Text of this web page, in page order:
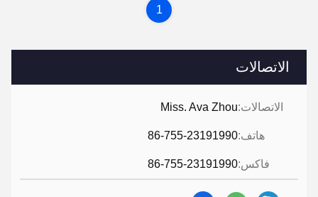
الاتصالات
الاتصالات:Miss. Ava Zhou
هاتف:86-755-23191990
فاكس:86-755-23191990
1